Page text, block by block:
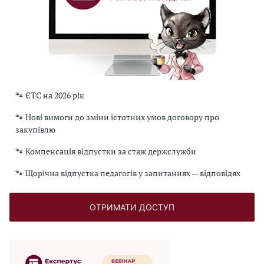
🐾 ЄТС на 2026 рік
🐾 Нові вимоги до зміни істотних умов договору про
закупівлю
🐾 Компенсація відпустки за стаж держслужби
🐾 Щорічна відпустка педагогів у запитаннях — відповідях
ОТРИМАТИ ДОСТУП